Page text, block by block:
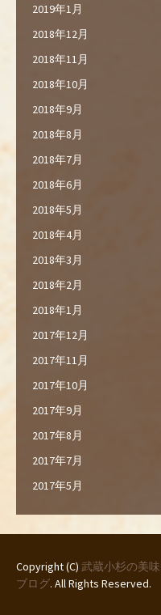
2019年1月
2018年12月
2018年11月
2018年10月
2018年9月
2018年8月
2018年7月
2018年6月
2018年5月
2018年4月
2018年3月
2018年2月
2018年1月
2017年12月
2017年11月
2017年10月
2017年9月
2017年8月
2017年7月
2017年5月
Copyright (C) 武蔵小杉の美
ブログ. All Rights Reserved.